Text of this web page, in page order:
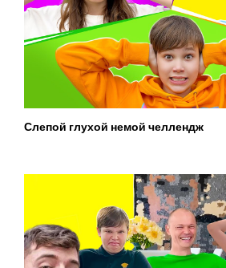
Слепой глухой немой челлендж